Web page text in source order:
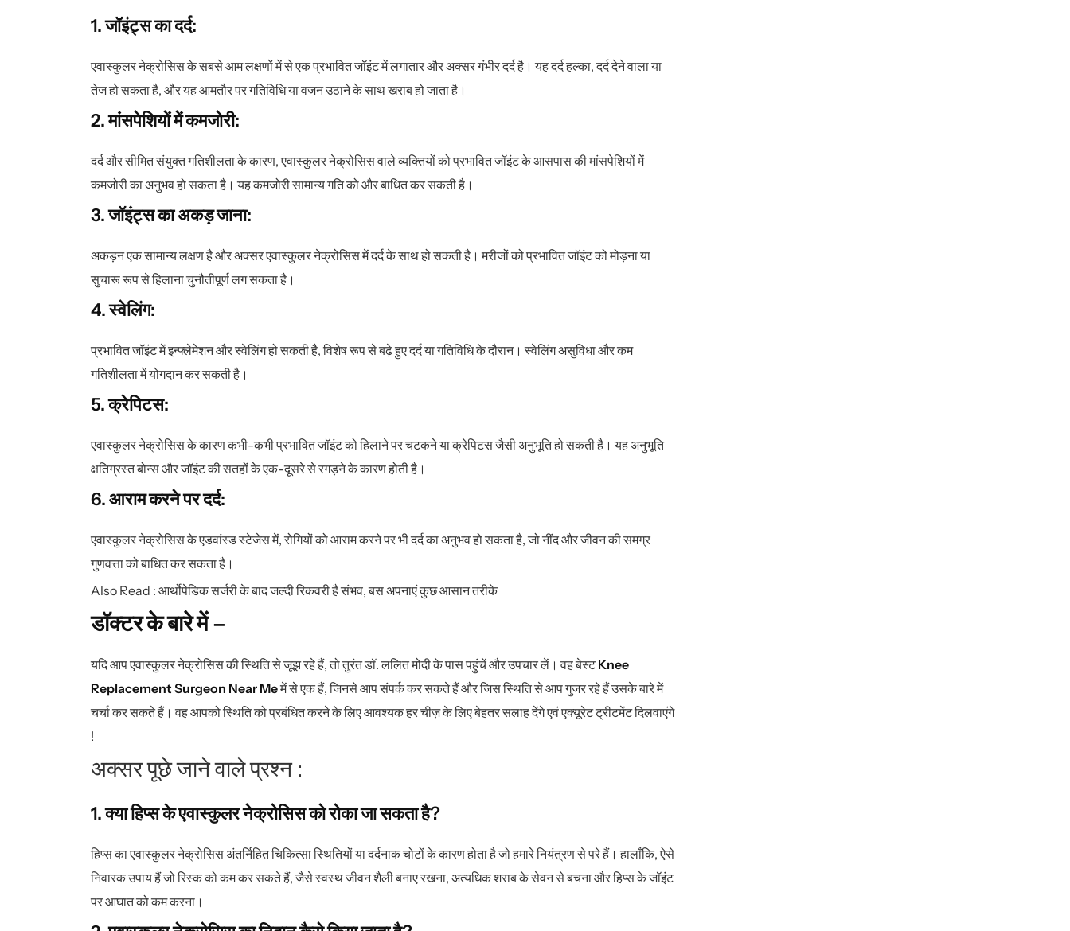
1. जॉइंट्स का दर्द:
एवास्कुलर नेक्रोसिस के सबसे आम लक्षणों में से एक प्रभावित जॉइंट में लगातार और अक्सर गंभीर दर्द है। यह दर्द हल्का, दर्द देने वाला या
तेज हो सकता है, और यह आमतौर पर गतिविधि या वजन उठाने के साथ खराब हो जाता है।
2. मांसपेशियों में कमजोरी:
दर्द और सीमित संयुक्त गतिशीलता के कारण, एवास्कुलर नेक्रोसिस वाले व्यक्तियों को प्रभावित जॉइंट के आसपास की मांसपेशियों में
कमजोरी का अनुभव हो सकता है। यह कमजोरी सामान्य गति को और बाधित कर सकती है।
3. जॉइंट्स का अकड़ जाना:
अकड़न एक सामान्य लक्षण है और अक्सर एवास्कुलर नेक्रोसिस में दर्द के साथ हो सकती है। मरीजों को प्रभावित जॉइंट को मोड़ना या
सुचारू रूप से हिलाना चुनौतीपूर्ण लग सकता है।
4. स्वेलिंग:
प्रभावित जॉइंट में इन्फ्लेमेशन और स्वेलिंग हो सकती है, विशेष रूप से बढ़े हुए दर्द या गतिविधि के दौरान। स्वेलिंग असुविधा और कम
गतिशीलता में योगदान कर सकती है।
5. क्रेपिटस:
एवास्कुलर नेक्रोसिस के कारण कभी-कभी प्रभावित जॉइंट को हिलाने पर चटकने या क्रेपिटस जैसी अनुभूति हो सकती है। यह अनुभूति
क्षतिग्रस्त बोन्स और जॉइंट की सतहों के एक-दूसरे से रगड़ने के कारण होती है।
6. आराम करने पर दर्द:
एवास्कुलर नेक्रोसिस के एडवांस्ड स्टेजेस में, रोगियों को आराम करने पर भी दर्द का अनुभव हो सकता है, जो नींद और जीवन की समग्र
गुणवत्ता को बाधित कर सकता है।
Also Read : आर्थोपेडिक सर्जरी के बाद जल्दी रिकवरी है संभव, बस अपनाएं कुछ आसान तरीके
डॉक्टर के बारे में –
यदि आप एवास्कुलर नेक्रोसिस की स्थिति से जूझ रहे हैं, तो तुरंतडॉ. ललित मोदीके पास पहुंचें और उपचार लें। वह बेस्टKnee
Replacement Surgeon Near Meमें से एक हैं, जिनसे आप संपर्क कर सकते हैं और जिस स्थिति से आप गुजर रहे हैं उसके बारे में
चर्चा कर सकते हैं। वह आपको स्थिति को प्रबंधित करने के लिए आवश्यक हर चीज़ के लिए बेहतर सलाह देंगे एवं एक्यूरेट ट्रीटमेंट दिलवाएंगे
!
अक्सर पूछे जाने वाले प्रश्न :
1. क्या हिप्स के एवास्कुलर नेक्रोसिस को रोका जा सकता है?
हिप्स का एवास्कुलर नेक्रोसिस अंतर्निहित चिकित्सा स्थितियों या दर्दनाक चोटों के कारण होता है जो हमारे नियंत्रण से परे हैं। हालाँकि, ऐसे
निवारक उपाय हैं जो रिस्क को कम कर सकते हैं, जैसे स्वस्थ जीवन शैली बनाए रखना, अत्यधिक शराब के सेवन से बचना और हिप्स के जॉइंट
पर आघात को कम करना।